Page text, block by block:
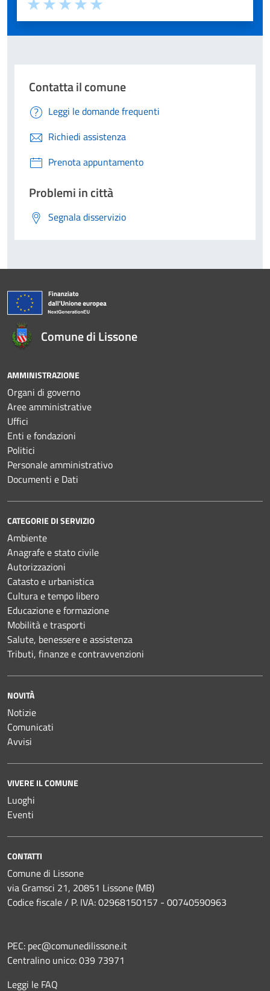
Valuta 5 stelle su 5
Valuta 4 stelle su 5
Valuta 3 stelle su 5
Valuta 2 stelle su 5
Valuta 1 stelle su 5
Contatta il comune
Leggi le domande frequenti
Richiedi assistenza
Prenota appuntamento
Problemi in città
Segnala disservizio
Comune di Lissone
AMMINISTRAZIONE
Organi di governo
Aree amministrative
Uffici
Enti e fondazioni
Politici
Personale amministrativo
Documenti e Dati
CATEGORIE DI SERVIZIO
Ambiente
Anagrafe e stato civile
Autorizzazioni
Catasto e urbanistica
Cultura e tempo libero
Educazione e formazione
Mobilità e trasporti
Salute, benessere e assistenza
Tributi, finanze e contravvenzioni
NOVITÀ
Notizie
Comunicati
Avvisi
VIVERE IL COMUNE
Luoghi
Eventi
CONTATTI
Comune di Lissone
via Gramsci 21, 20851 Lissone (MB)
Codice fiscale / P. IVA: 02968150157 - 00740590963
PEC: pec@comunedilissone.it
Centralino unico:039 73971
Leggi le FAQ